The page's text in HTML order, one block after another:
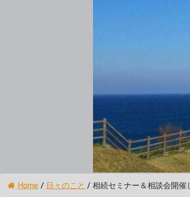
Home / 日々のこと / 相続セミナー＆相談会開催